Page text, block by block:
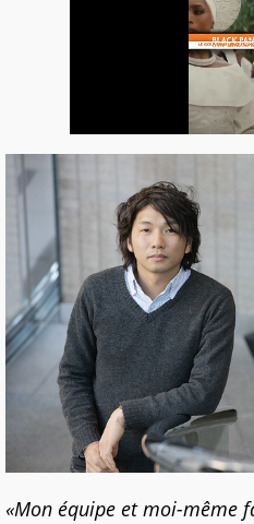
«Mon équipe et moi-même